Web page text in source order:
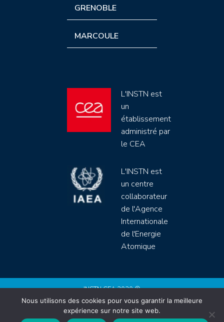
GRENOBLE
MARCOULE
L'INSTN est
un
établissement
administré par
le CEA
L'INSTN est
un centre
collaborateur
de l'Agence
Internationale
de l'Energie
Atomique
INSTN CEA 2020 ©
Politique de protection de données (rgpd)
Règlement intérieur
Mentions légales
Nous utilisons des cookies pour vous garantir la meilleure
expérience sur notre site web.